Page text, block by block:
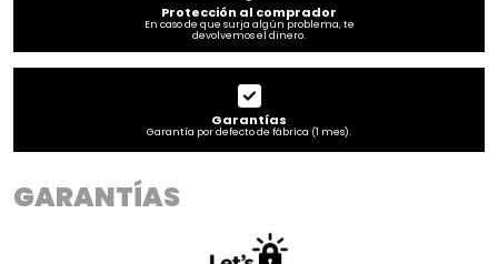
Protección al comprador
En caso de que surja algún problema, te
devolvemos el dinero.
Garantías
Garantía por defecto de fábrica (1 mes).
GARANTÍAS